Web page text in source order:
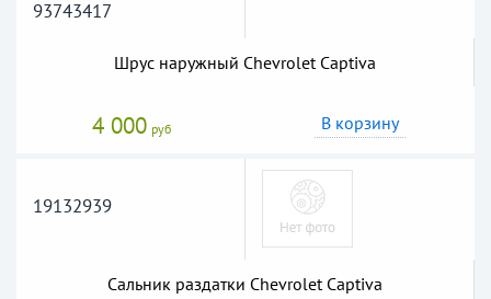
93743417
Шрус наружный Chevrolet Captiva
4 000 руб В корзину
19132939
Сальник раздатки Chevrolet Captiva